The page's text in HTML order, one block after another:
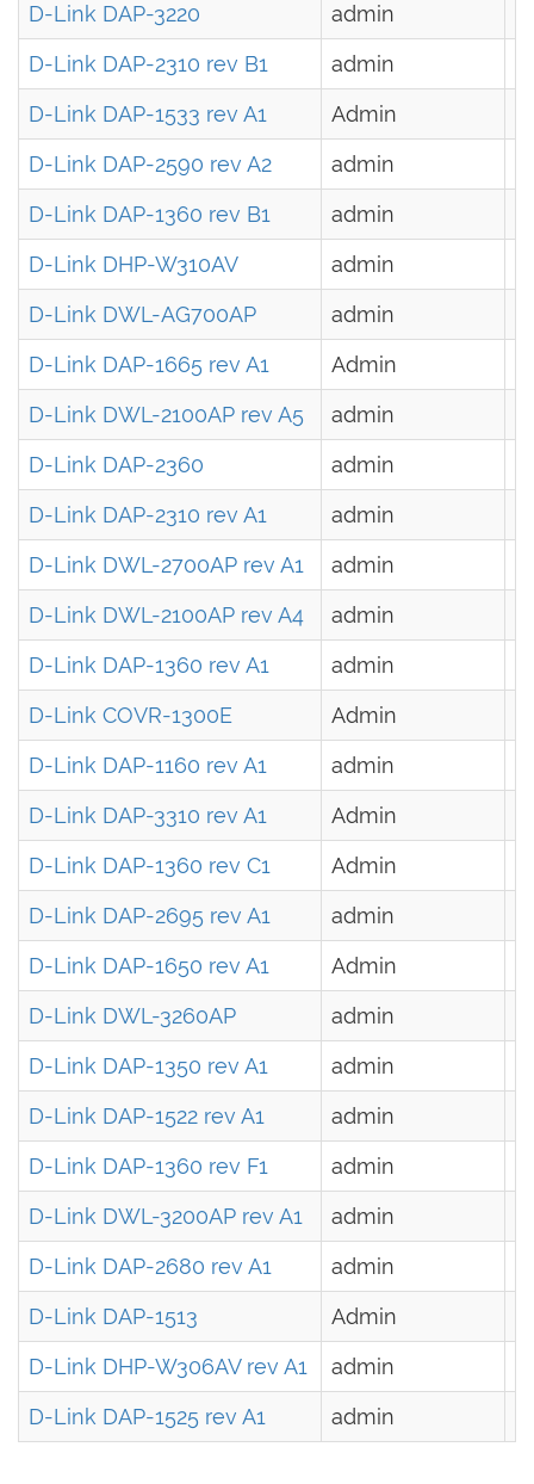
D-Link DAP-3220
admin
D-Link DAP-2310 rev B1
admin
D-Link DAP-1533 rev A1
Admin
D-Link DAP-2590 rev A2
admin
D-Link DAP-1360 rev B1
admin
D-Link DHP-W310AV
admin
D-Link DWL-AG700AP
admin
D-Link DAP-1665 rev A1
Admin
D-Link DWL-2100AP rev A5
admin
D-Link DAP-2360
admin
D-Link DAP-2310 rev A1
admin
D-Link DWL-2700AP rev A1
admin
D-Link DWL-2100AP rev A4
admin
D-Link DAP-1360 rev A1
admin
D-Link COVR-1300E
Admin
D-Link DAP-1160 rev A1
admin
D-Link DAP-3310 rev A1
Admin
D-Link DAP-1360 rev C1
Admin
D-Link DAP-2695 rev A1
admin
D-Link DAP-1650 rev A1
Admin
D-Link DWL-3260AP
admin
D-Link DAP-1350 rev A1
admin
D-Link DAP-1522 rev A1
admin
D-Link DAP-1360 rev F1
admin
D-Link DWL-3200AP rev A1
admin
D-Link DAP-2680 rev A1
admin
D-Link DAP-1513
Admin
D-Link DHP-W306AV rev A1
admin
D-Link DAP-1525 rev A1
admin